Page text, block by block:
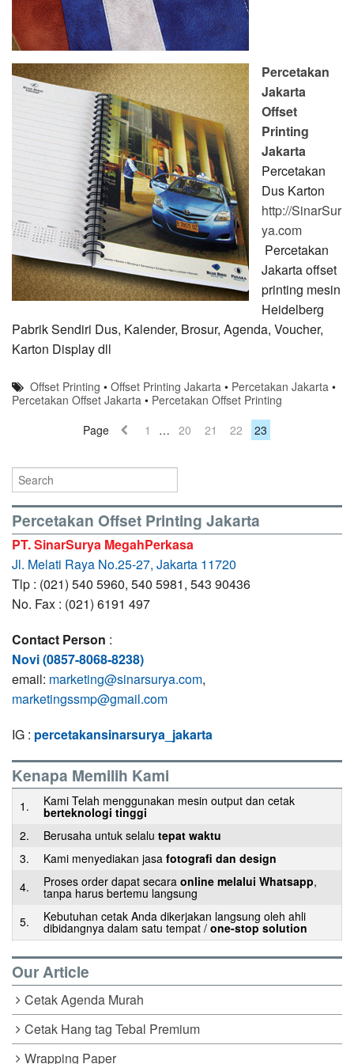
Percetakan
Jakarta
Offset
Printing
Jakarta
Percetakan
Dus Karton
http://SinarSur
ya.com
Percetakan
Jakarta offset
printing mesin
Heidelberg
Pabrik Sendiri Dus, Kalender, Brosur, Agenda, Voucher,
Karton Display dll
Offset Printing •Offset Printing Jakarta • Percetakan Jakarta •
Percetakan Offset Jakarta • Percetakan Offset Printing
Page
1 … 20 21 22 23
Percetakan Offset Printing Jakarta
PT. SinarSurya MegahPerkasa
Jl. Melati Raya No.25-27, Jakarta 11720
Tlp : (021) 540 5960, 540 5981, 543 90436
No. Fax : (021) 6191 497
Contact Person :
Novi (0857-8068-8238)
email: marketing@sinarsurya.com,
marketingssmp@gmail.com
IG : percetakansinarsurya_jakarta
Kenapa Memilih Kami
1. Kami Telah menggunakan mesin output dan cetak
berteknologi tinggi
2.
Berusaha untuk selalu tepat waktu
3.
Kami menyediakan jasa fotografi dan design
4.
Proses order dapat secara online melalui Whatsapp,
tanpa harus bertemu langsung
5.
Kebutuhan cetak Anda dikerjakan langsung oleh ahli
dibidangnya dalam satu tempat / one-stop solution
Our Article
Cetak Agenda Murah
Cetak Hang tag Tebal Premium
Wrapping Paper